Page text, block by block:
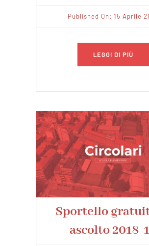
Published On: 15 Aprile
LEGGI DI PIÙ
Sportello
ascolto 2018-